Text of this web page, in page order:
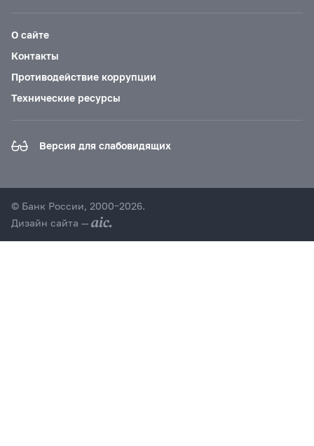
О сайте
Контакты
Противодействие коррупции
Технические ресурсы
Версия для слабовидящих
© Банк России, 2000–2026.
Дизайн сайта —